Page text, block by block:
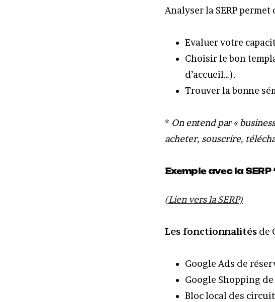
Analyser la SERP permet
Evaluer votre
Choisir le bon
d’accueil…).
Trouver la bonne
* On entend par «
acheter, souscrire,
Exemple avec la
(Lien vers la SERP)
Les fonctionnalités de
Google Ads de
Google Shopping
Bloc local des